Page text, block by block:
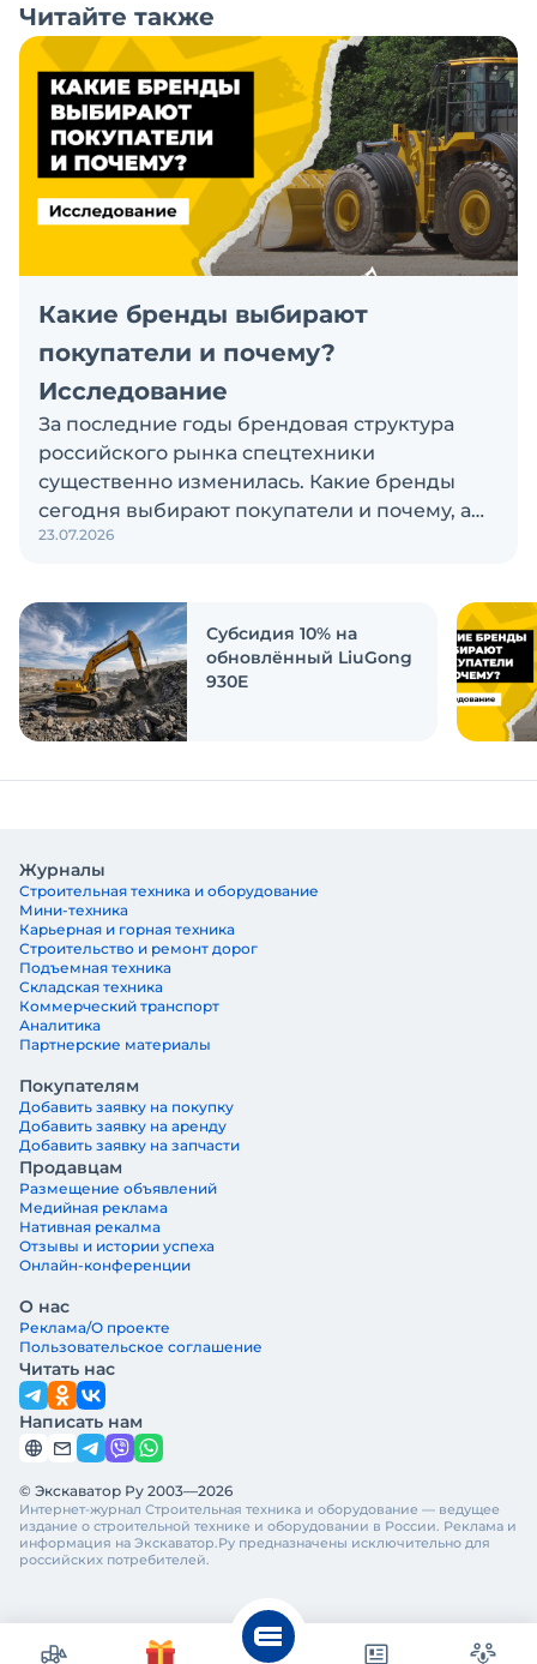
Читайте также
Какие бренды выбирают
покупатели и почему?
Исследование
За последние годы брендовая структура
российского рынка спецтехники
существенно изменилась. Какие бренды
сегодня выбирают покупатели и почему, а
также кого считают лидерами рынка?
ответить на эти вопросы
23.07.2026
Субсидия 10% на
обновлённый LiuGong
930E
Журналы
Строительная техника и оборудование
Мини-техника
Карьерная и горная техника
Строительство и ремонт дорог
Подъемная техника
Складская техника
Коммерческий транспорт
Аналитика
Партнерские материалы
Покупателям
Добавить заявку на покупку
Добавить заявку на аренду
Добавить заявку на запчасти
Продавцам
Размещение объявлений
Медийная реклама
Нативная рекалма
Отзывы и истории успеха
Онлайн-конференции
О нас
Реклама/О проекте
Пользовательское соглашение
Читать нас
Написать нам
© Экскаватор Ру 2003—2026
Интернет-журнал Строительная техника и оборудование — ведущее
издание о строительной технике и оборудовании в России. Реклама и
информация на Экскаватор.Ру предназначены исключительно для
российских потребителей.